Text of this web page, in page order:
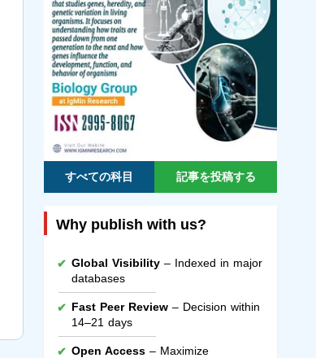
すべての科目 記事を投稿する
Why publish with us?
Global Visibility– Indexed in major
databases
Fast Peer Review– Decision within
14–21 days
Open Access– Maximize